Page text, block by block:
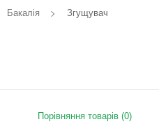
Бакалія Згущувач
Порівняння товарів (0)